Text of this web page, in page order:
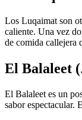
Los Luqaimat son
caliente. Una vez
de comida callejera
El Balaleet es un
sabor espectacular.